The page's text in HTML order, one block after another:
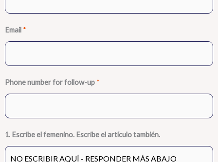
Email *
Phone number for follow-up *
1. Escribe el femenino. Escribe el artículo también.